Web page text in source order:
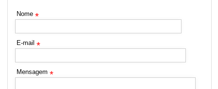
Nome *
E-mail *
Mensagem *